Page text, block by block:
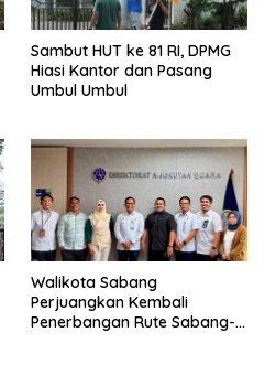
Sambut HUT ke 81 RI, DPMG
Hiasi Kantor dan Pasang
Umbul Umbul
Walikota Sabang
Perjuangkan Kembali
Penerbangan Rute Sabang-